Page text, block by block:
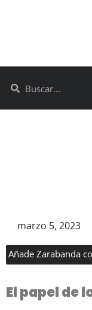
marzo 5, 2023
Añade Zarabanda
El papel de